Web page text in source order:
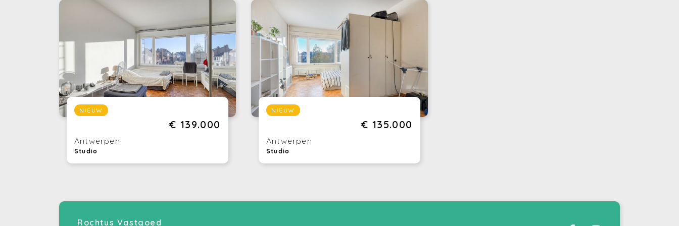
NIEUW
€ 139.000
Antwerpen
Studio
NIEUW
€ 135.000
Antwerpen
Studio
Rochtus Vastgoed